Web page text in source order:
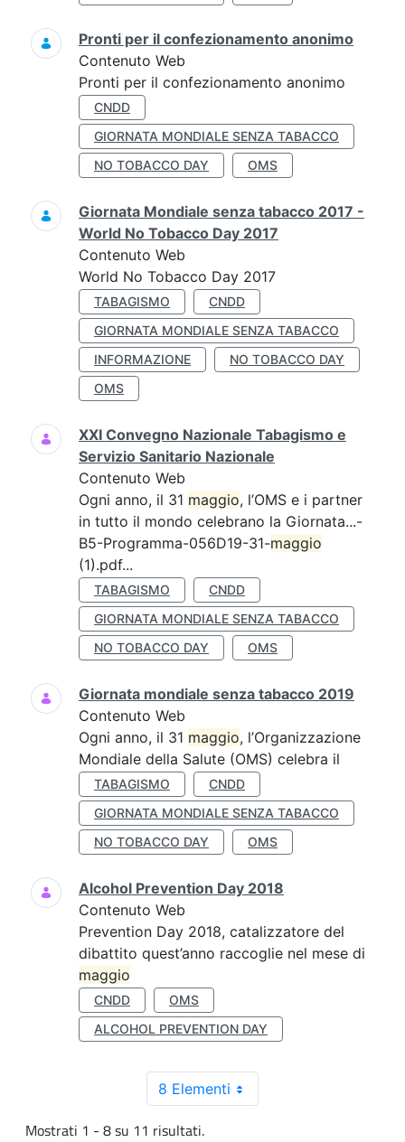
Pronti per il confezionamento anonimo
Contenuto Web
Pronti per il confezionamento anonimo
CNDD
GIORNATA MONDIALE SENZA TABACCO
NO TOBACCO DAY
OMS
Giornata Mondiale senza tabacco 2017 -
World No Tobacco Day 2017
Contenuto Web
World No Tobacco Day 2017
TABAGISMO
CNDD
GIORNATA MONDIALE SENZA TABACCO
INFORMAZIONE
NO TOBACCO DAY
OMS
XXI Convegno Nazionale Tabagismo e
Servizio Sanitario Nazionale
Contenuto Web
Ogni anno, il 31 maggio, l’OMS e i partner
in tutto il mondo celebrano la Giornata...-
B5-Programma-056D19-31-maggio
(1).pdf...
TABAGISMO
CNDD
GIORNATA MONDIALE SENZA TABACCO
NO TOBACCO DAY
OMS
Giornata mondiale senza tabacco 2019
Contenuto Web
Ogni anno, il 31 maggio, l’Organizzazione
Mondiale della Salute (OMS) celebra il
TABAGISMO
CNDD
GIORNATA MONDIALE SENZA TABACCO
NO TOBACCO DAY
OMS
Alcohol Prevention Day 2018
Contenuto Web
Prevention Day 2018, catalizzatore del
dibattito quest’anno raccoglie nel mese di
maggio
CNDD
OMS
ALCOHOL PREVENTION DAY
8 Elementi
Mostrati 1 - 8 su 11 risultati.